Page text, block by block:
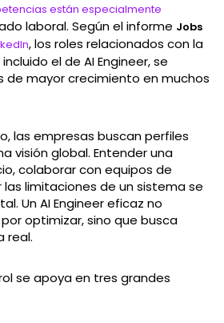
están especialmente
laboral. Según el informe Jobs
, los roles relacionados con la
el de AI Engineer, se
de mayor crecimiento en muchos
las empresas buscan perfiles
visión global. Entender una
colaborar con equipos de
limitaciones de un sistema se
Un AI Engineer eficaz no
optimizar, sino que busca
real.
se apoya en tres grandes